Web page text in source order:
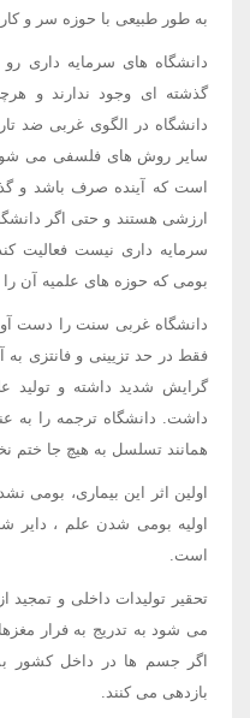
به طور طبیعی با حوزه سر و
دانشگاه های سرمایه داری رو
گذشته ای وجود ندارند و
دانشگاه در الگوی غربی ضد
سایر روش های فلسفی می
است که آینده صرف باشد و
ارزشی هستند و حتی اگر
سرمایه داری نیست فعالیت
بومی که حوزه های علمیه آن
دانشگاه غربی سنت را دست
فقط در حد تزیینی و فانتزی به
گرایش شدید داشته و تولید
داشت. دانشگاه ترجمه را
همانند تسلسل به هیچ جا ختم
اولین اثر این بیماری،
اولیه بومی شدن علم ،
است.
تحقیر تولیدات داخلی و تمجید
می شود به تدریج به فرار
اگر جسم ها در داخل کشور
بازدهی می کنند.